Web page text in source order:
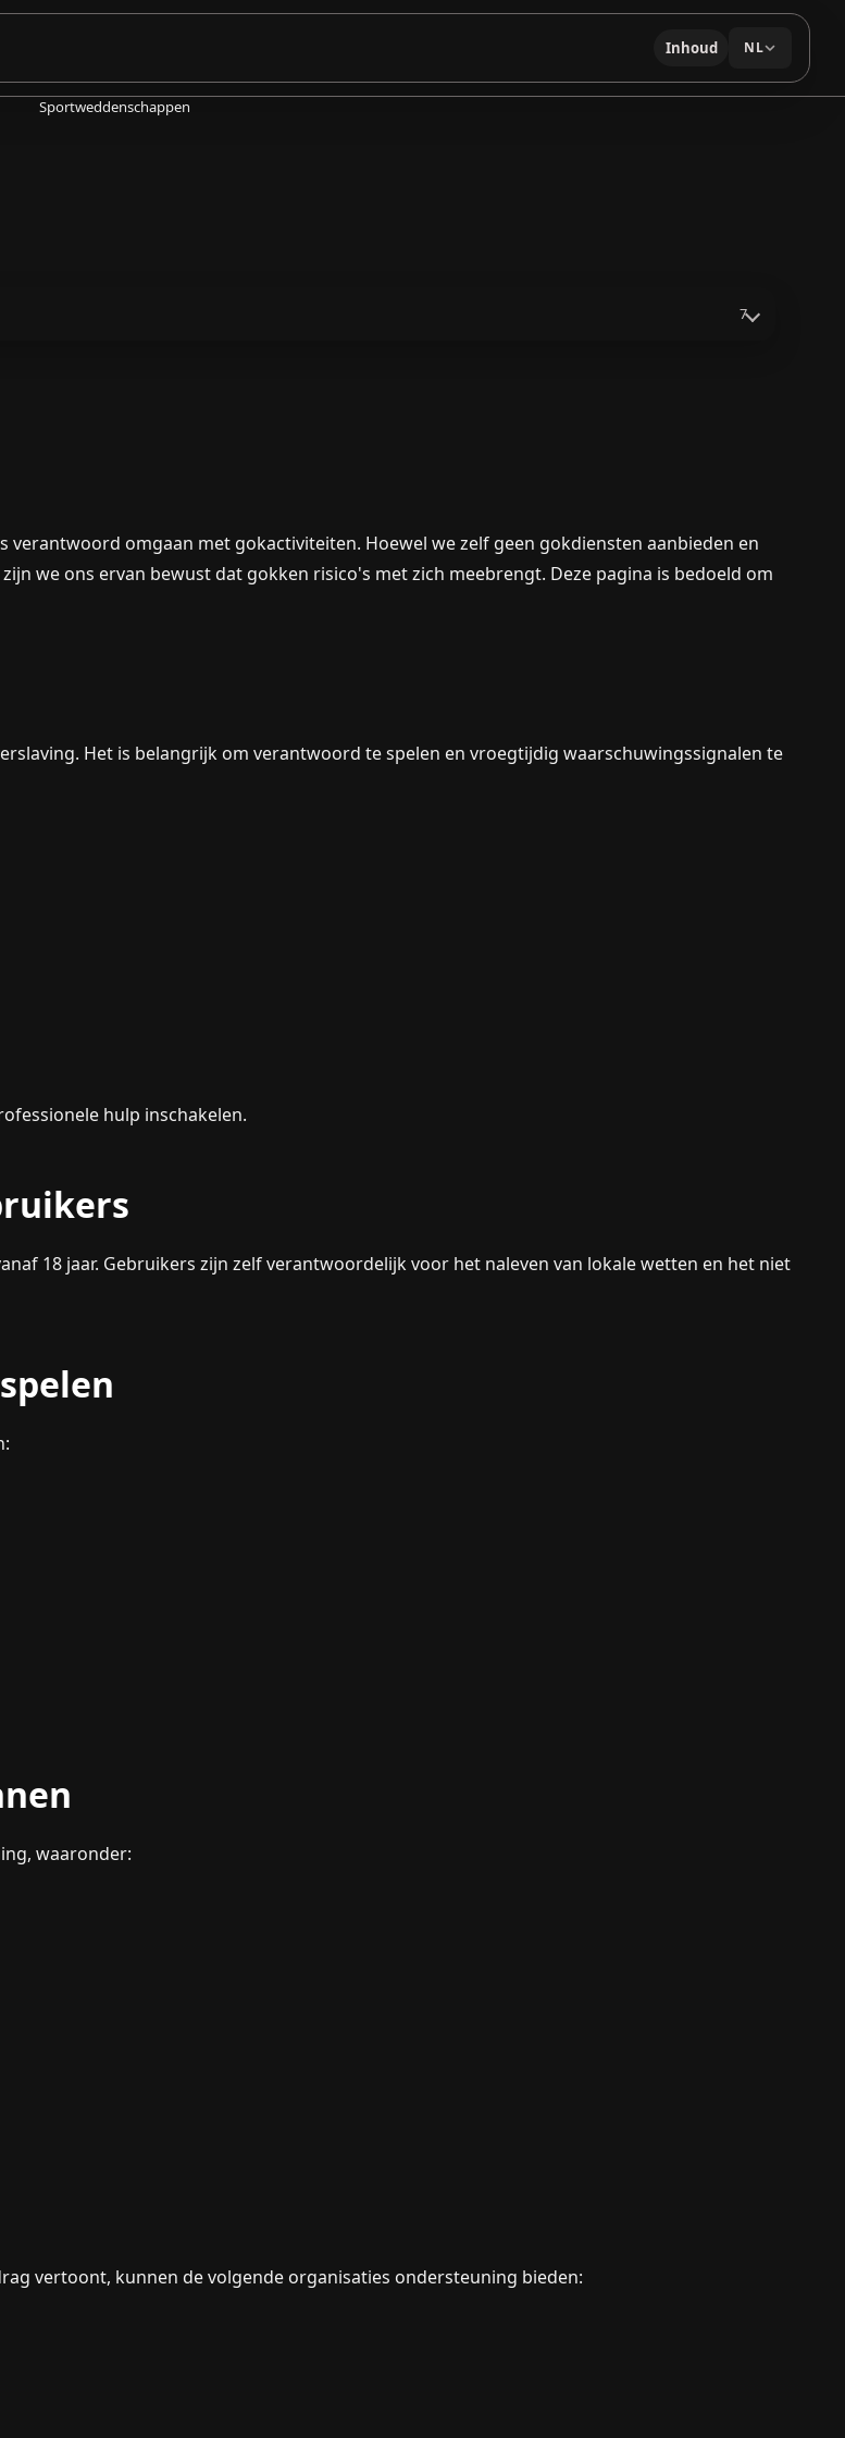
Inhoud NL
Sportweddenschappen
7
omgaan met gokactiviteiten. Hoewel we zelf geen gokdiensten aanbieden en
we ons ervan bewust dat gokken risico's met zich meebrengt. Deze pagina is bedoeld om
Het is belangrijk om verantwoord te spelen en vroegtijdig waarschuwingssignalen te
hulp inschakelen.
18 jaar. Gebruikers zijn zelf verantwoordelijk voor het naleven van lokale wetten en het niet
waaronder:
vertoont, kunnen de volgende organisaties ondersteuning bieden: